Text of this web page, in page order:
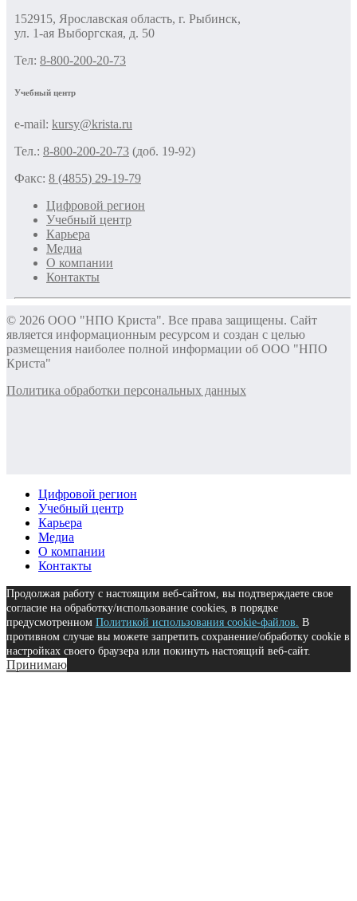
152915, Ярославская область, г. Рыбинск,
ул. 1-ая Выборгская, д. 50
Тел: 8-800-200-20-73
Учебный центр
e-mail: kursy@krista.ru
Тел.: 8-800-200-20-73 (доб. 19-92)
Факс: 8 (4855) 29-19-79
Цифровой регион
Учебный центр
Карьера
Медиа
О компании
Контакты
© 2026 ООО "НПО Криста". Все права защищены. Сайт
является информационным ресурсом и создан с целью
размещения наиболее полной информации об ООО "НПО
Криста"
Политика обработки персональных данных
Цифровой регион
Учебный центр
Карьера
Медиа
О компании
Контакты
Продолжая работу с настоящим веб-сайтом, вы подтверждаете свое
согласие на обработку/использование cookies, в порядке
предусмотренном Политикой использования cookie-файлов. В
противном случае вы можете запретить сохранение/обработку cookie в
настройках своего браузера или покинуть настоящий веб-сайт.
Принимаю